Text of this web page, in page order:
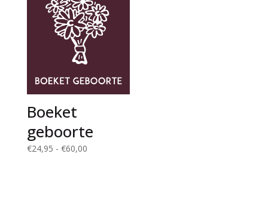
Boeket
geboorte
€24,95 - €60,00Prijsklasse: